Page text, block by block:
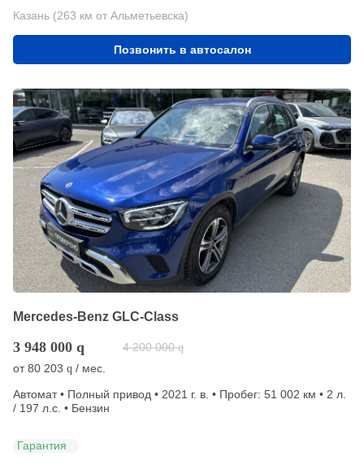
Казань (263 км от Альметьевска)
Позвонить в автосалон
Mercedes-Benz GLC-Class
3 948 000 q 4 200 000 q
от80 203 q / мес.
Автомат • Полный привод • 2021 г. в. • Пробег: 51 002 км • 2 л.
/ 197 л.с. • Бензин
Гарантия